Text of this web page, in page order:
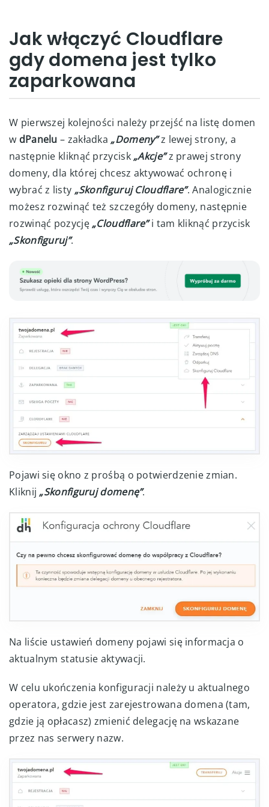
Jak włączyć Cloudflare
gdy domena jest tylko
zaparkowana
W pierwszej kolejności należy przejść na listę domen
w dPanelu – zakładka „Domeny”z lewej strony, a
następnie kliknąć przycisk „Akcje”z prawej strony
domeny, dla której chcesz aktywować ochronę i
wybrać z listy „Skonfiguruj Cloudflare”. Analogicznie
możesz rozwinąć też szczegóły domeny, następnie
rozwinąć pozycję „Cloudflare”i tam kliknąć przycisk
„Skonfiguruj”.
Pojawi się okno z prośbą o potwierdzenie zmian.
Kliknij „Skonfiguruj domenę”.
Na liście ustawień domeny pojawi się informacja o
aktualnym statusie aktywacji.
W celu ukończenia konfiguracji należy u aktualnego
operatora, gdzie jest zarejestrowana domena (tam,
gdzie ją opłacasz) zmienić delegację na wskazane
przez nas serwery nazw.